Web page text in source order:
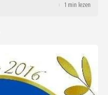
1 min lezen